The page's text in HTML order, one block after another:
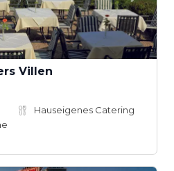
Villen
Hauseigenes Catering